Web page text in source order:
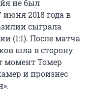
не был
июня2018 года в
сыграла
(1:1). После матча
шла в сторону
момент Томер
и произнес